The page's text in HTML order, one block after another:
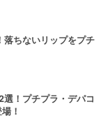
落ちないリップをプチ
！プチプラ・デパコ
！